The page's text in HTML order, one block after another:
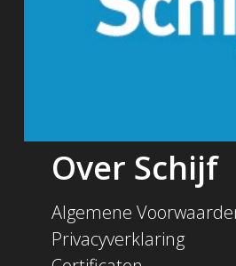
Over Schijf
Algemene
Privacyverklaring